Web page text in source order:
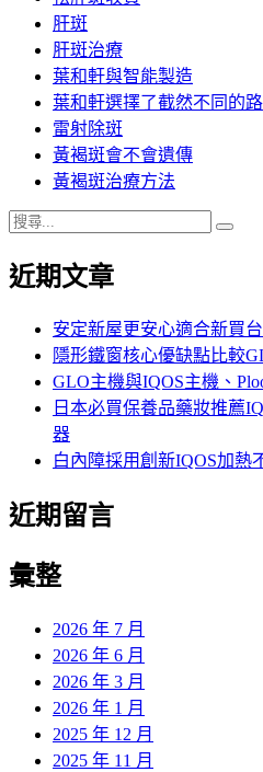
肝斑
肝斑治療
葉和軒與智能製造
葉和軒選擇了截然不同的路
雷射除斑
黃褐斑會不會遺傳
黃褐斑治療方法
搜
關
近期文章
安定新屋更安心適合新買
隱形鐵窗核心優缺點比較
GLO主機與IQOS主機、
日本必買保養品藥妝推薦
器
白內障採用創新IQOS加熱
近期留言
彙整
2026 年 7 月
2026 年 6 月
2026 年 3 月
2026 年 1 月
2025 年 12 月
2025 年 11 月